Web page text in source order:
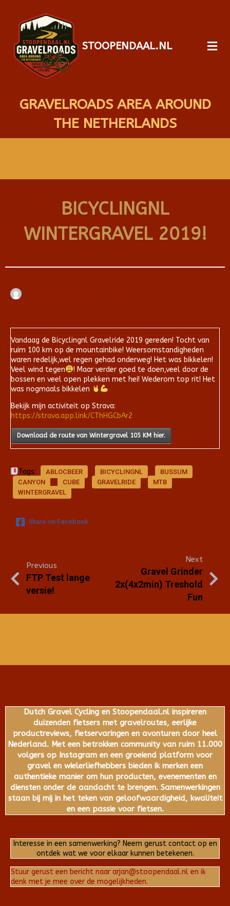
STOOPENDAAL.NL
GRAVELROADS AREA AROUND
THE NETHERLANDS
BICYCLINGNL
WINTERGRAVEL 2019!
Vandaag de Bicyclingnl Gravelride 2019 gereden! Tocht van
ruim 100 km op de mountainbike! Weersomstandigheden
waren redelijk,wel regen gehad onderweg! Het was bikkelen!
Veel wind tegen
! Maar verder goed te doen,veel door de
bossen en veel open plekken met hei! Wederom top rit! Het
was nogmaals bikkelen
Bekijk mijn activiteit op Strava:
https://strava.app.link/CThHGCbAr2
Download de route van Wintergravel 105 KM hier.
Tags: ABLOCBEER BICYCLINGNL
BUSSUM
CANYON
CUBE GRAVELRIDE
MTB
WINTERGRAVEL
Share on Facebook
Previous
FTP Test lange
versie!
Next
Gravel Grinder
2x(4x2min) Treshold
Fun
Dutch Gravel Cycling en Stoopendaal.nl inspireren
duizenden fietsers met gravelroutes, eerlijke
productreviews, fietservaringen en avonturen door heel
Nederland. Met een betrokken community van ruim 11.000
volgers op Instagram en een groeiend platform voor
gravel en wielerliefhebbers bieden ik merken een
authentieke manier om hun producten, evenementen en
diensten onder de aandacht te brengen. Samenwerkingen
staan bij mij in het teken van geloofwaardigheid, kwaliteit
en een passie voor fietsen.
Interesse in een samenwerking? Neem gerust contact op en
ontdek wat we voor elkaar kunnen betekenen.
Stuur gerust een bericht naar arjan@stoopendaal.nl en ik
denk met je mee over de mogelijkheden.